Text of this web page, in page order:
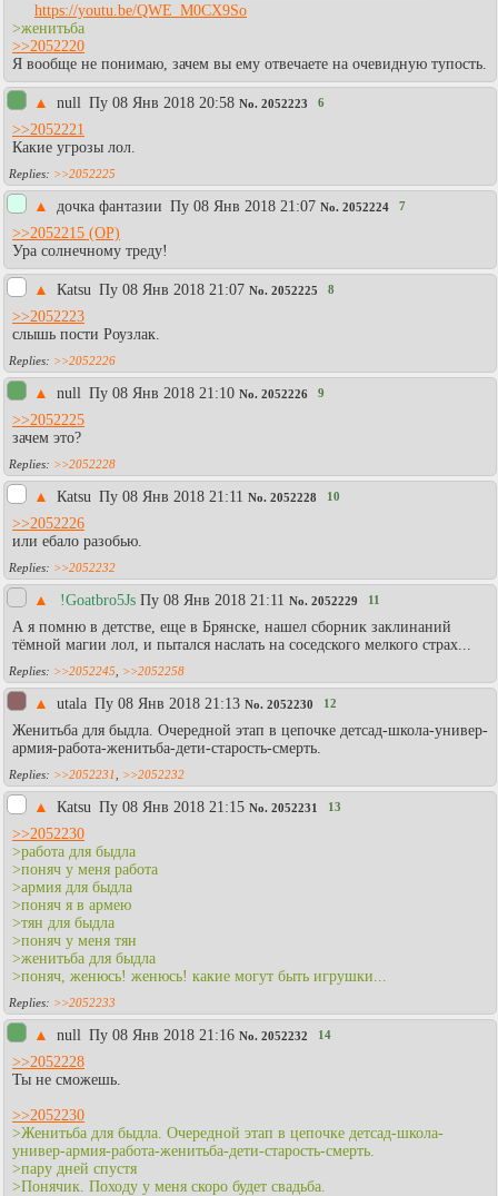
https://youtu.be/QWE_M0CX9So
>женитьба
>>2052220
Я вообще не понимаю, зачем вы ему отвечаете на очевидную тупость.
▲ null Пy 08 Янв 2018 20:58 No. 2052223 6
>>2052221
Какие угрозы лол.
>>2052225
▲ дочка фантазии Пy 08 Янв 2018 21:07 No. 2052224 7
>>2052215
Ура солнечному треду!
▲ Каtsu Пy 08 Янв 2018 21:07 No. 2052225 8
>>2052223
слышь пости Роузлак.
>>2052226
▲ null Пy 08 Янв 2018 21:10 No. 2052226 9
>>2052225
зачем это?
>>2052228
▲ Каtsu Пy 08 Янв 2018 21:11 No. 2052228 10
>>2052226
или ебало разобью.
>>2052232
▲ !Goatbro5Js Пy 08 Янв 2018 21:11 No. 2052229 11
А я помню в детстве, еще в Брянске, нашел сборник заклинаний
тёмной магии лол, и пытался наслать на соседского мелкого страх...
>>2052245 >>2052258
▲ utala Пy 08 Янв 2018 21:13 No. 2052230 12
Женитьба для быдла. Очередной этап в цепочке детсад-школа-универ-
армия-работа-женитьба-дети-старость-смерть.
>>2052231 >>2052232
▲ Каtsu Пy 08 Янв 2018 21:15 No. 2052231 13
>>2052230
>работа для быдла
>поняч у меня работа
>армия для быдла
>поняч я в армею
>тян для быдла
>поняч у меня тян
>женитьба для быдла
>поняч, женюсь! женюсь! какие могут быть игрушки...
>>2052233
▲ null Пy 08 Янв 2018 21:16 No. 2052232 14
>>2052228
Ты не сможешь.
>>2052230
>Женитьба для быдла. Очередной этап в цепочке детсад-школа-
универ-армия-работа-женитьба-дети-старость-смерть.
>пару дней спустя
>Понячик. Походу у меня скоро будет свадьба.